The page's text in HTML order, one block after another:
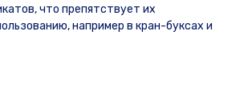
что препятствует их
например в кран-буксах и